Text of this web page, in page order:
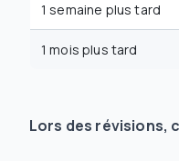
1 semaine plus tard
1 mois plus tard
Lors des révisions,